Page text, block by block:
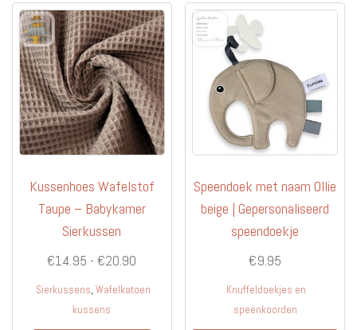
Kussenhoes Wafelstof
Taupe – Babykamer
Sierkussen
€14.95 - €20.90
Sierkussens, Wafelkatoen
kussens
Speendoek met naam Ollie
beige | Gepersonaliseerd
speendoekje
€9.95
Knuffeldoekjes en
speenkoorden